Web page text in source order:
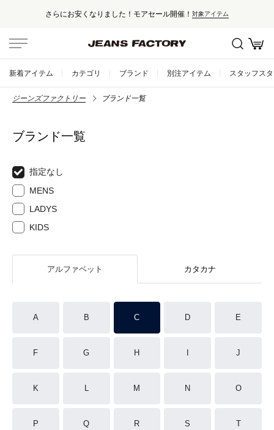
さらにお安くなりました！モアセール開催！ 対象アイテム
新着アイテム カテゴリ ブランド 別注アイテム スタッフス
ジーンズファクトリー ブランド一覧
ブランド一覧
指定なし
MENS
LADYS
KIDS
アルファベット カタカナ
A B C D E
F G H J
K L M N O
P Q R S T